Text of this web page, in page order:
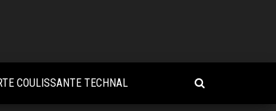
COULISSANTE TECHNAL